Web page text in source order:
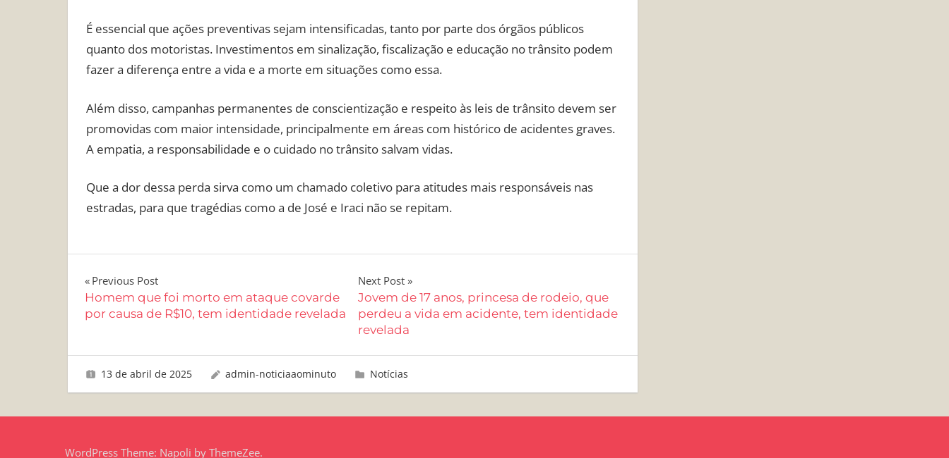
É essencial que ações preventivas sejam intensificadas, tanto por parte dos órgãos públicos
quanto dos motoristas. Investimentos em sinalização, fiscalização e educação no trânsito podem
fazer a diferença entre a vida e a morte em situações como essa.
Além disso, campanhas permanentes de conscientização e respeito às leis de trânsito devem ser
promovidas com maior intensidade, principalmente em áreas com histórico de acidentes graves.
A empatia, a responsabilidade e o cuidado no trânsito salvam vidas.
Que a dor dessa perda sirva como um chamado coletivo para atitudes mais responsáveis nas
estradas, para que tragédias como a de José e Iraci não se repitam.
Navegação
de
Previous Post
Homem que foi morto em ataque covarde
por causa de R$10, tem identidade revelada
Next Post
Jovem de 17 anos, princesa de rodeio, que
perdeu a vida em acidente, tem identidade
revelada
13 de abril de 2025 admin-noticiaaominuto Notícias
WordPress Theme: Napoli by ThemeZee.